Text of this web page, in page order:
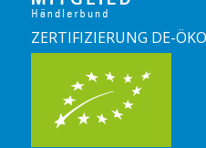
ZERTIFIZIERUNG DE-